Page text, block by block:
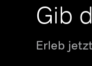
Gib
Erleb